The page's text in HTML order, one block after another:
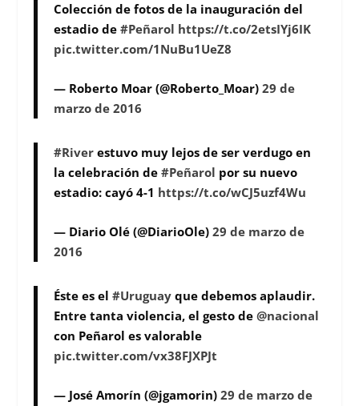
Colección de fotos de la inauguración del
estadio de#Peñarol https://t.co/2etsIYj6IK
pic.twitter.com/1NuBu1UeZ8
— Roberto Moar (@Roberto_Moar)29 de
marzo de 2016
#River estuvo muy lejos de ser verdugo en
la celebración de#Peñarol por su nuevo
estadio: cayó 4-1 https://t.co/wCJ5uzf4Wu
— Diario Olé (@DiarioOle)29 de marzo de
2016
Éste es el#Uruguay que debemos aplaudir.
Entre tanta violencia, el gesto de@nacional
con Peñarol es valorable
pic.twitter.com/vx38FJXPJt
— José Amorín (@jgamorin)29 de marzo de